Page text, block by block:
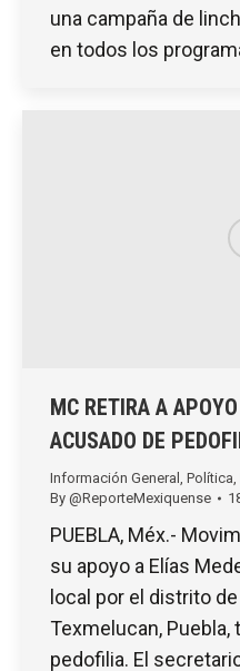
una campaña de
en todos los
MC RETIRA A
ACUSADO DE
Información General , Política,
By @ReporteMexiquense
PUEBLA, Méx.-
su apoyo a Elías
local por el distrito
Texmelucan,
pedofilia. El